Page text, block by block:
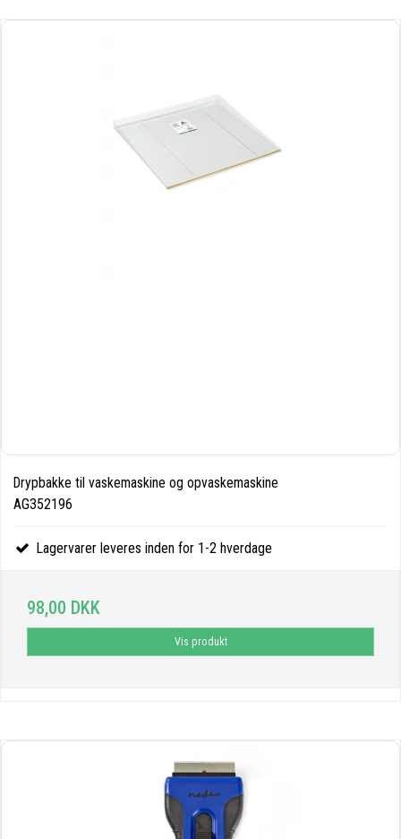
Drypbakke til vaskemaskine og opvaskemaskine
AG352196
Lagervarer leveres inden for 1-2 hverdage
98,00 DKK
Vis produkt